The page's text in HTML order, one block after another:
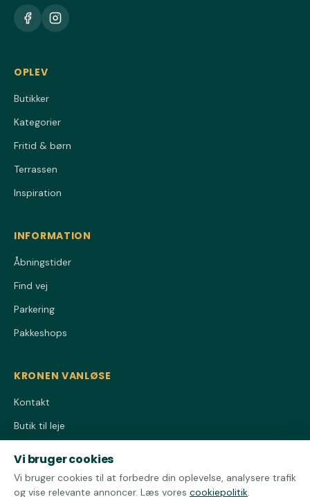
OPLEV
Butikker
Kategorier
Fritid & børn
Terrassen
Inspiration
INFORMATION
Åbningstider
Find vej
Parkering
Pakkeshops
KRONEN VANLØSE
Kontakt
Butik til leje
Cookiepolitik
Vi bruger cookies
Vi bruger cookies til at forbedre din oplevelse, analysere trafik
og vise relevante annoncer. Læs vores cookiepolitik.